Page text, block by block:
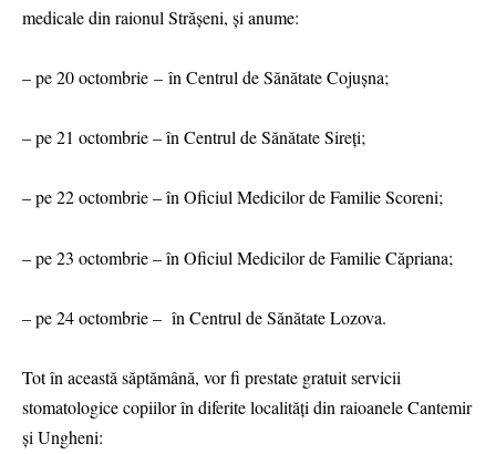
medicale din raionul Strășeni, și anume:
– pe 20 octombrie – în Centrul de Sănătate Cojușna;
– pe 21 octombrie – în Centrul de Sănătate Sireți;
– pe 22 octombrie – în Oficiul Medicilor de Familie Scoreni;
– pe 23 octombrie – în Oficiul Medicilor de Familie Căpriana;
– pe 24 octombrie – în Centrul de Sănătate Lozova.
Tot în această săptămână, vor fi prestate gratuit servicii
stomatologice copiilor în diferite localități din raioanele Cantemir
și Ungheni: